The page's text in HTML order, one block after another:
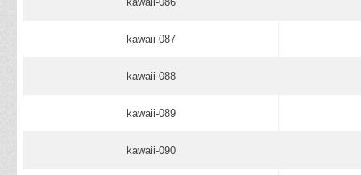
kawaii-087
kawaii-088
kawaii-089
kawaii-090